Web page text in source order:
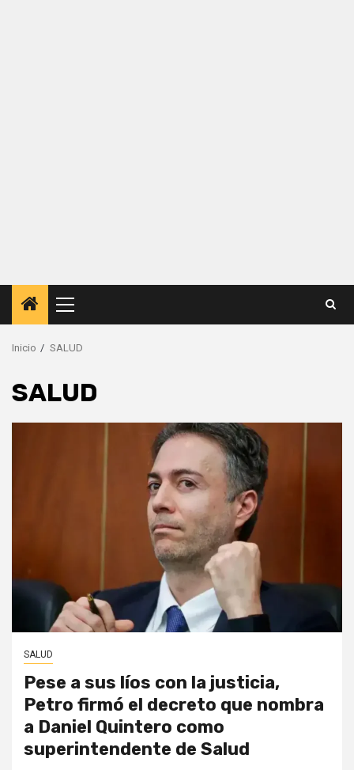
Menú
principal
Inicio SALUD
SALUD
SALUD
Pese a sus líos con la justicia,
Petro firmó el decreto que nombra
a Daniel Quintero como
superintendente de Salud